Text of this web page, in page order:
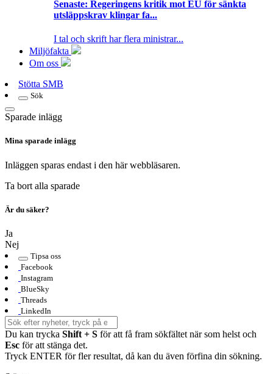
Senaste: Regeringens kritik mot EU för sänkta
utsläppskrav klingar fa...
I tal och skrift har flera ministrar...
Miljöfakta
Om oss
Stötta SMB
Sök
Sparade inlägg
Mina sparade inlägg
Inläggen sparas endast i den här webbläsaren.
Ta bort alla sparade
Är du säker?
Ja
Nej
Tipsa oss
Facebook
Instagram
BlueSky
Threads
LinkedIn
Du kan trycka Shift + S för att få fram sökfältet när som helst och
Esc för att stänga det.
Tryck ENTER för fler resultat, då kan du även förfina din sökning.